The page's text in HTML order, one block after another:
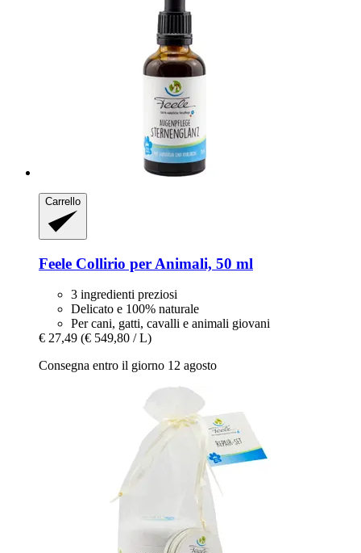
Carrello
Feele Collirio per Animali, 50 ml
3 ingredienti preziosi
Delicato e 100% naturale
Per cani, gatti, cavalli e animali giovani
€ 27,49 (€ 549,80 / L)
Consegna entro il giorno 12 agosto